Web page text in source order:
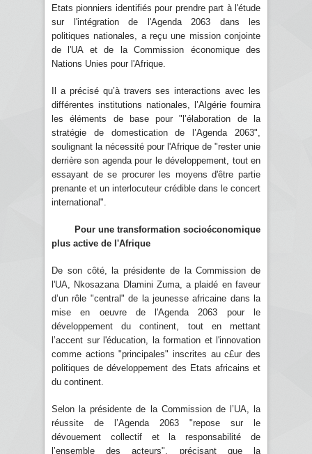
Etats pionniers identifiés pour prendre part à l'étude
sur l'intégration de l'Agenda 2063 dans les
politiques nationales, a reçu une mission conjointe
de l'UA et de la Commission économique des
Nations Unies pour l'Afrique.
Il a précisé qu’à travers ses interactions avec les
différentes institutions nationales, l’Algérie fournira
les éléments de base pour "l’élaboration de la
stratégie de domestication de l’Agenda 2063",
soulignant la nécessité pour l'Afrique de "rester unie
derrière son agenda pour le développement, tout en
essayant de se procurer les moyens d'être partie
prenante et un interlocuteur crédible dans le concert
international".
Pour une transformation socioéconomique
plus active de l'Afrique
De son côté, la présidente de la Commission de
l'UA, Nkosazana Dlamini Zuma, a plaidé en faveur
d’un rôle "central" de la jeunesse africaine dans la
mise en oeuvre de l'Agenda 2063 pour le
développement du continent, tout en mettant
l’accent sur l'éducation, la formation et l'innovation
comme actions "principales" inscrites au c£ur des
politiques de développement des Etats africains et
du continent.
Selon la présidente de la Commission de l’UA, la
réussite de l’Agenda 2063 "repose sur le
dévouement collectif et la responsabilité de
l’ensemble des acteurs", précisant que la